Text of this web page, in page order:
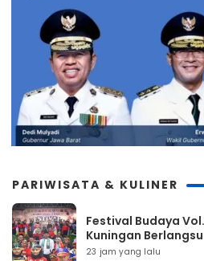
PARIWISATA & KULINER
Festival Budaya
Kuningan
23 jam yang lalu